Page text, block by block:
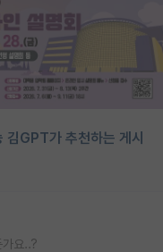
김GPT가 추천하는 게시
요..?